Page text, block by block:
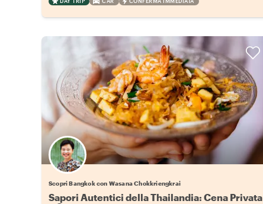
Scopri Bangkok con Wasana Chokkriengkrai
Sapori Autentici della Thailandia: Cena Privata